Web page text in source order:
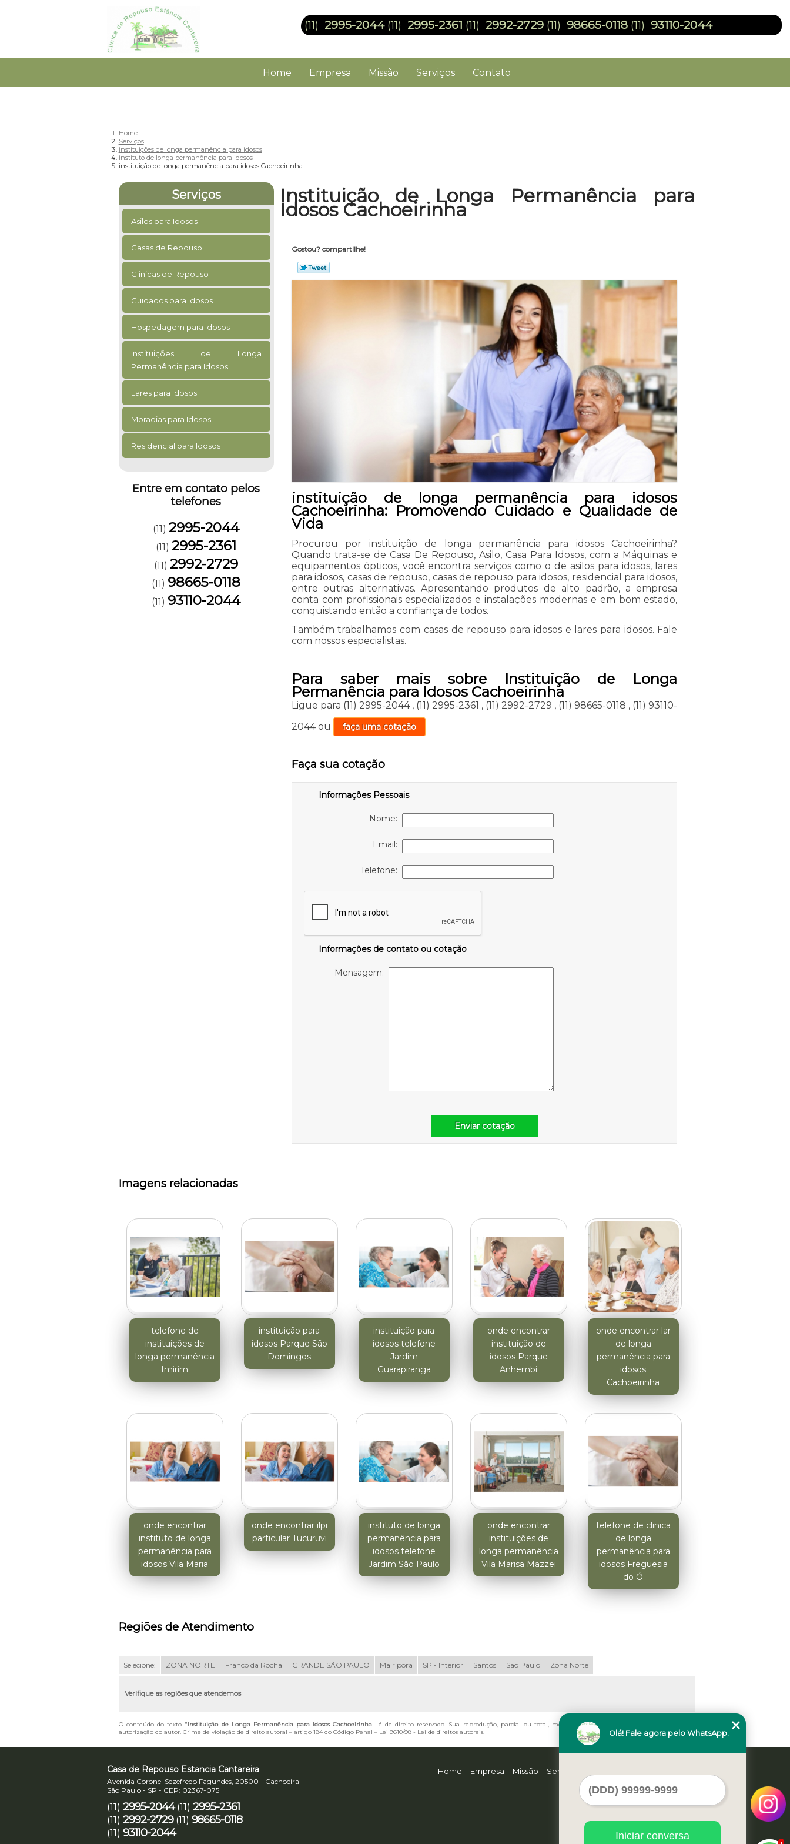
Home Empresa Missão Serviços Contato
(11) 2995-2044 (11) 2995-2361 (11) 2992-2729 (11) 98665-0118 (11) 93110-2044
Home
Serviços
instituições de longa permanência para idosos
instituto de longa permanência para idosos
instituição de longa permanência para idosos Cachoeirinha
Serviços
Asilos para Idosos
Casas de Repouso
Clinicas de Repouso
Cuidados para Idosos
Hospedagem para Idosos
Instituições de Longa
Permanência para Idosos
Lares para Idosos
Moradias para Idosos
Residencial para Idosos
Entre em contato pelos
telefones
(11) 2995-2044
(11) 2995-2361
(11) 2992-2729
(11) 98665-0118
(11) 93110-2044
Instituição de Longa Permanência para
Idosos Cachoeirinha
Gostou? compartilhe!
instituição de longa permanência para idosos
Cachoeirinha: Promovendo Cuidado e Qualidade de
Vida
Procurou por instituição de longa permanência para idosos Cachoeirinha?
Quando trata-se de Casa De Repouso, Asilo, Casa Para Idosos, com a Máquinas e
equipamentos ópticos, você encontra serviços como o de asilos para idosos, lares
para idosos, casas de repouso, casas de repouso para idosos, residencial para idosos,
entre outras alternativas. Apresentando produtos de alto padrão, a empresa
conta com profissionais especializados e instalações modernas e em bom estado,
conquistando então a confiança de todos.
Também trabalhamos com casas de repouso para idosos e lares para idosos. Fale
com nossos especialistas.
Para saber mais sobre Instituição de Longa
Permanência para Idosos Cachoeirinha
Ligue para (11) 2995-2044 , (11) 2995-2361 , (11) 2992-2729 , (11) 98665-0118 , (11) 93110-
2044 ou faça uma cotação
Faça sua cotação
Informações Pessoais
Nome:
Email:
Telefone:
Informações de contato ou cotação
Mensagem:
Enviar cotação
Imagens relacionadas
telefone de
instituições de
longa permanência
Imirim
instituição para
idosos Parque São
Domingos
instituição para
idosos telefone
Jardim
Guarapiranga
onde encontrar
instituição de
idosos Parque
Anhembi
onde encontrar lar
de longa
permanência para
idosos
Cachoeirinha
onde encontrar
instituto de longa
permanência para
idosos Vila Maria
onde encontrar ilpi
particular Tucuruvi
instituto de longa
permanência para
idosos telefone
Jardim São Paulo
onde encontrar
instituições de
longa permanência
Vila Marisa Mazzei
telefone de clinica
de longa
permanência para
idosos Freguesia
do Ó
Regiões de Atendimento
Selecione: ZONA NORTE Franco da Rocha GRANDE SÃO PAULO Mairiporã SP - Interior Santos São Paulo Zona Norte
Verifique as regiões que atendemos
O conteúdo do texto "Instituição de Longa Permanência para Idosos Cachoeirinha" é de direito reservado. Sua reprodução, parcial ou total, mesmo citando nossos links, é proibida sem a
autorização do autor. Crime de violação de direito autoral – artigo 184 do Código Penal – Lei 9610/98 - Lei de direitos autorais.
Casa de Repouso Estancia Cantareira
Avenida Coronel Sezefredo Fagundes, 20500 - Cachoeira
São Paulo - SP - CEP: 02367-075
(11) 2995-2044 (11) 2995-2361
(11) 2992-2729 (11) 98665-0118
(11) 93110-2044
Home Empresa Missão Serviços
Olá! Fale agora pelo WhatsApp.
Iniciar conversa